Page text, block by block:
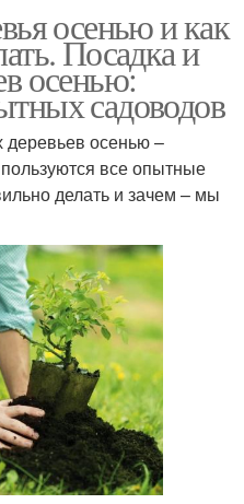
осенью и как
Посадка и
осенью:
садоводов
осенью –
все опытные
делать и зачем – мы